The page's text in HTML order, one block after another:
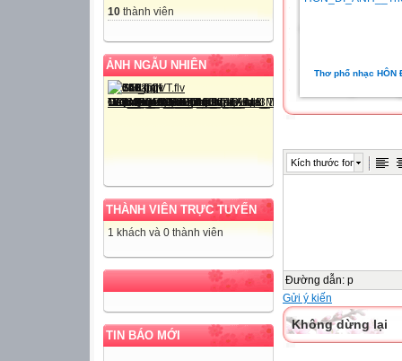
10 thành viên
ẢNH NGẪU NHIÊN
THÀNH VIÊN TRỰC TUYẾN
1 khách và 0 thành viên
TIN BÁO MỚI
Thơ phổ nhạc HÔN
Kích thước font
Đường dẫn: p
Gửi ý kiến
Không dừng lại